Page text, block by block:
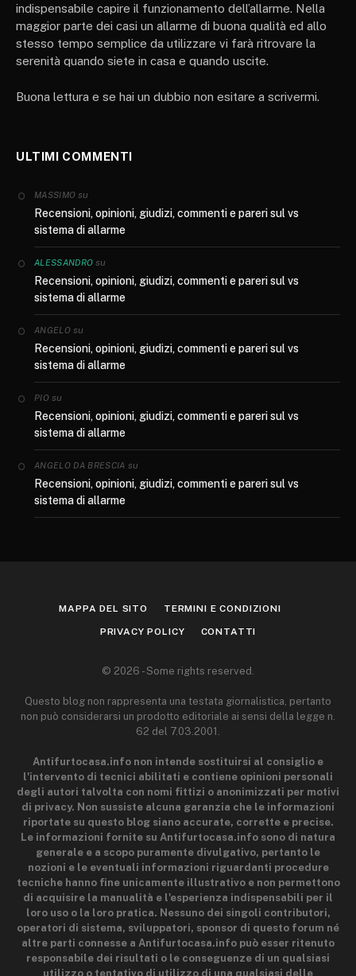
indispensabile capire il funzionamento dell’allarme. Nella
maggior parte dei casi un allarme di buona qualità ed allo
stesso tempo semplice da utilizzare vi farà ritrovare la
serenità quando siete in casa e quando uscite.
Buona lettura e se hai un dubbio non esitare a scrivermi.
ULTIMI COMMENTI
MASSIMO su
Recensioni, opinioni, giudizi, commenti e pareri sul vs
sistema di allarme
ALESSANDRO su
Recensioni, opinioni, giudizi, commenti e pareri sul vs
sistema di allarme
ANGELOsu
Recensioni, opinioni, giudizi, commenti e pareri sul vs
sistema di allarme
PIO su
Recensioni, opinioni, giudizi, commenti e pareri sul vs
sistema di allarme
ANGELO DA BRESCIA su
Recensioni, opinioni, giudizi, commenti e pareri sul vs
sistema di allarme
MAPPA DEL SITO TERMINI E CONDIZIONI
PRIVACY POLICY CONTATTI
© 2026 - Some rights reserved.
Questo blog non rappresenta una testata giornalistica, pertanto
non può considerarsi un prodotto editoriale ai sensi della legge n.
62 del 7.03.2001.
Antifurtocasa.info non intende sostituirsi al consiglio e
l'intervento di tecnici abilitati e contiene opinioni personali
degli autori talvolta con nomi fittizi o anonimizzati per motivi
di privacy. Non sussiste alcuna garanzia che le informazioni
riportate su questo blog siano accurate, corrette e precise.
Le informazioni fornite su Antifurtocasa.info sono di natura
generale e a scopo puramente divulgativo, pertanto le
nozioni e le eventuali informazioni riguardanti procedure
tecniche hanno fine unicamente illustrativo e non permettono
di acquisire la manualità e l'esperienza indispensabili per il
loro uso o la loro pratica. Nessuno dei singoli contributori,
operatori di sistema, sviluppatori, sponsor di questo forum né
altre parti connesse a Antifurtocasa.info può esser ritenuto
responsabile dei risultati o le conseguenze di un qualsiasi
utilizzo o tentativo di utilizzo di una qualsiasi delle